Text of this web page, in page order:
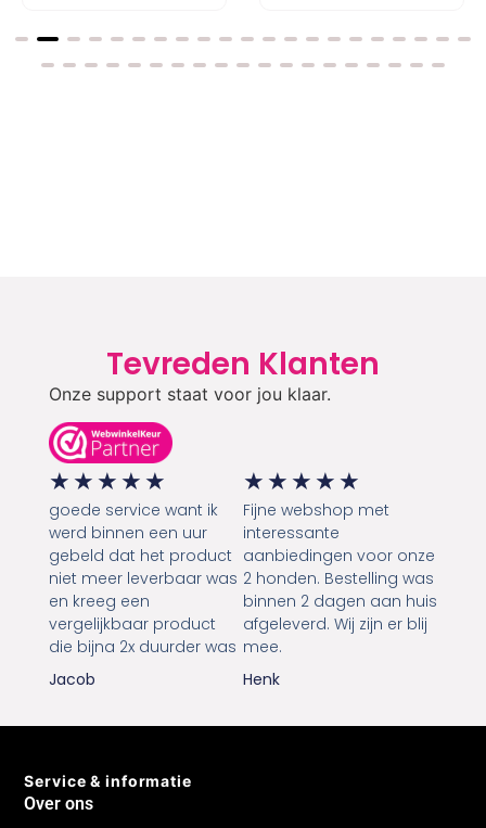
Tevreden Klanten
Onze support staat voor jou klaar.
★ ★ ★ ★ ★
goede service want ik
werd binnen een uur
gebeld dat het product
niet meer leverbaar was
en kreeg een
vergelijkbaar product
die bijna 2x duurder was
Jacob
★ ★ ★ ★ ★
Fijne webshop met
interessante
aanbiedingen voor onze
2 honden. Bestelling was
binnen 2 dagen aan huis
afgeleverd. Wij zijn er blij
mee.
Henk
Service & informatie
Over ons